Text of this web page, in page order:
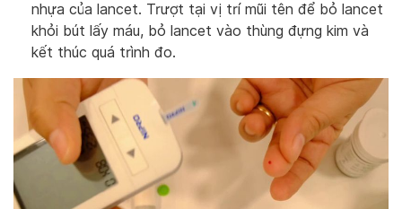
nhựa của lancet. Trượt tại vị trí mũi tên để bỏ lancet
khỏi bút lấy máu, bỏ lancet vào thùng đựng kim và
kết thúc quá trình đo.